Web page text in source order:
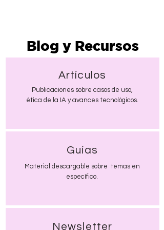
Blog y Recursos
Artículos
Publicaciones sobre casos de uso,
ética de la IA y avances tecnológicos.
Guías
Material descargable sobre temas en
específico.
Newsletter